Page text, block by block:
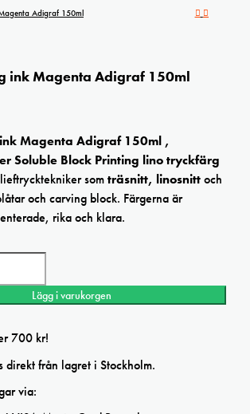
Adigraf 150ml
ink Magenta Adigraf 150ml
Magenta Adigraf 150ml ,
Soluble Block Printing lino tryckfärg
somträsnitt, linosnittoch
och carving block. Färgerna är
rika och klara.
Lägg i varukorgen
700 kr!
direkt från lagret i Stockholm.
via: